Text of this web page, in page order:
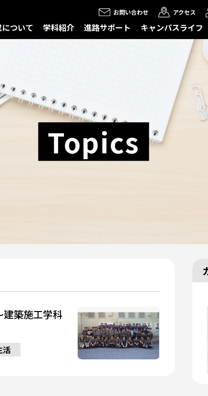
お問い合わせ アクセス
ついて 学科紹介 進路サポート キャンパスライフ
Topics
建築施工学科
活